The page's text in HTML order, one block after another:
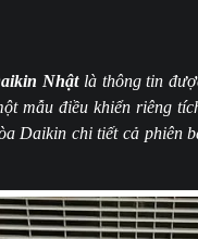
Nhậtlà thông tin
mẫu điều khiển riêng
Daikin chi tiết cả phiên